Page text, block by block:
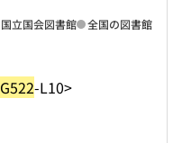
-L10>
国立国会図書館 全国の図書館